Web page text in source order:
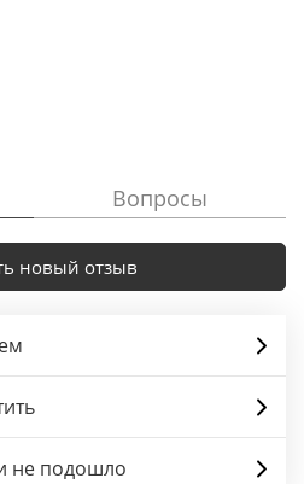
Вопросы
новый отзыв
не подошло